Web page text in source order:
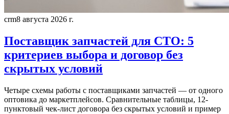
crm8 августа 2026 г.
Поставщик запчастей для СТО: 5
критериев выбора и договор без
скрытых условий
Четыре схемы работы с поставщиками запчастей — от одного
оптовика до маркетплейсов. Сравнительные таблицы, 12-
пунктовый чек-лист договора без скрытых условий и пример